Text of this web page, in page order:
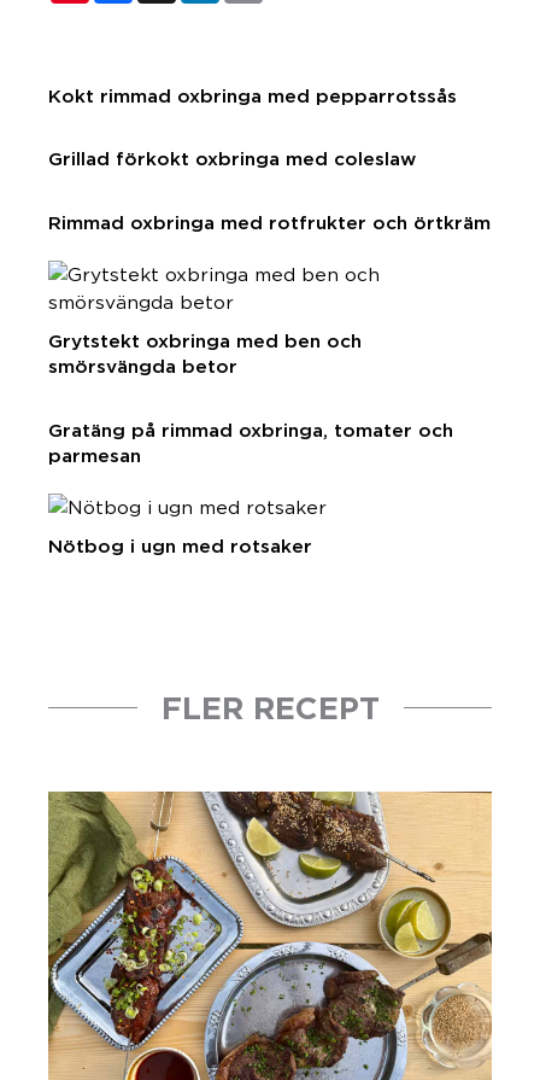
Kokt rimmad oxbringa med pepparrotssås
Grillad förkokt oxbringa med coleslaw
Rimmad oxbringa med rotfrukter och örtkräm
Grytstekt oxbringa med ben och
smörsvängda betor
Gratäng på rimmad oxbringa, tomater och
parmesan
Nötbog i ugn med rotsaker
FLER RECEPT